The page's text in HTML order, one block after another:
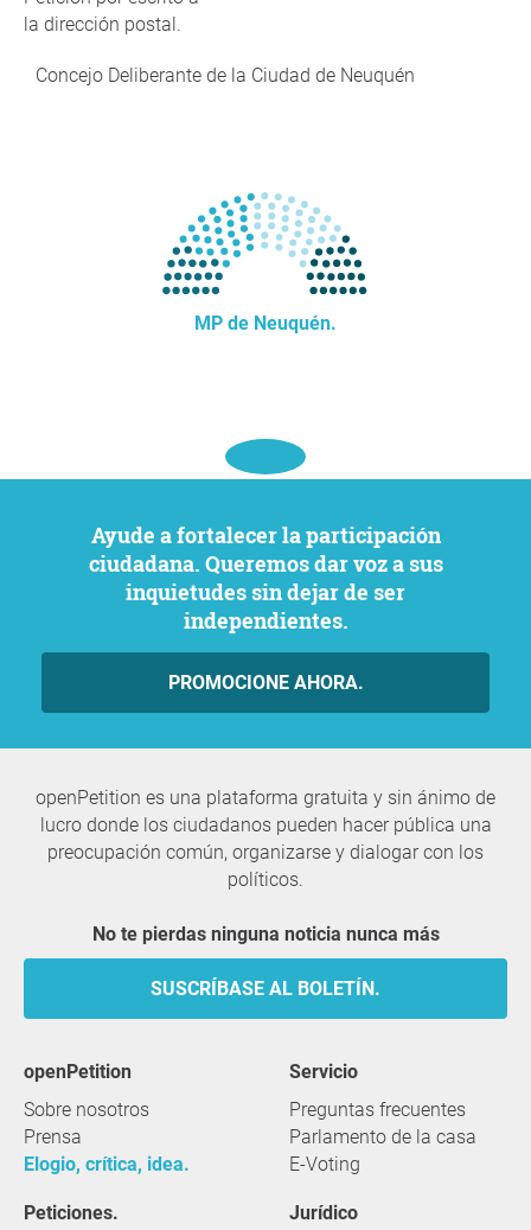
la dirección postal.
Concejo Deliberante de la Ciudad de Neuquén
MP de Neuquén.
Ayude a fortalecer la participación
ciudadana. Queremos dar voz a sus
inquietudes sin dejar de ser
independientes.
PROMOCIONE AHORA.
openPetition es una plataforma gratuita y sin ánimo de
lucro donde los ciudadanos pueden hacer pública una
preocupación común, organizarse y dialogar con los
políticos.
No te pierdas ninguna noticia nunca más
SUSCRÍBASE AL BOLETÍN.
openPetition
Sobre nosotros
Prensa
Elogio, crítica, idea.
servicio
Preguntas frecuentes
Parlamento de la casa
E-Voting
Peticiones. Jurídico